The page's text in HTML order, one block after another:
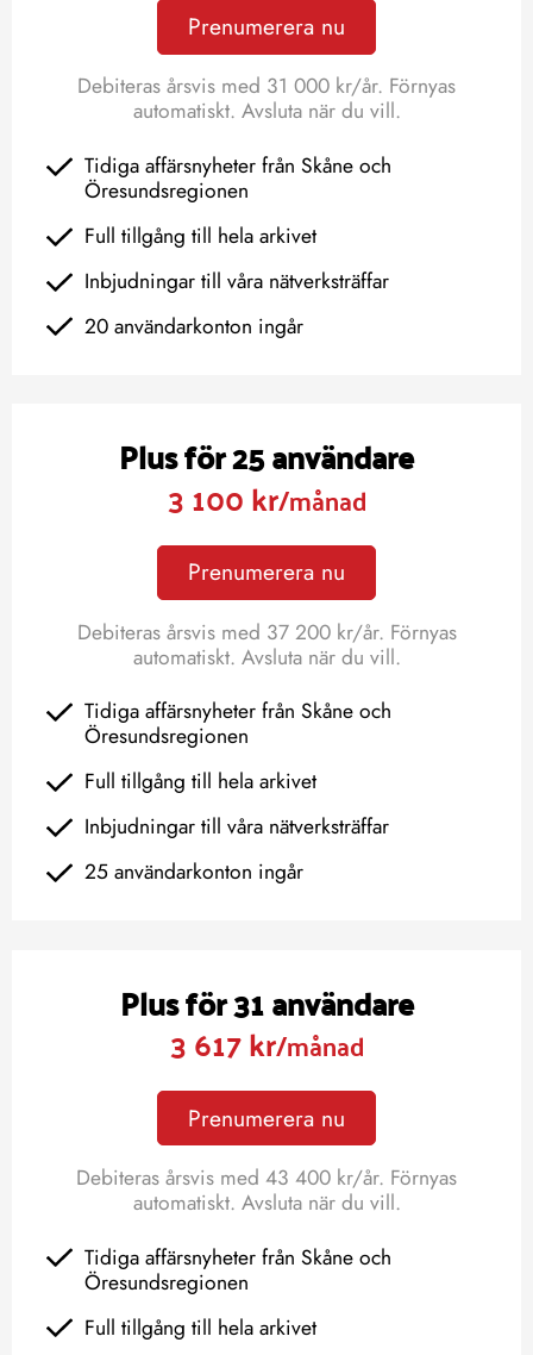
Prenumerera nu
Debiteras årsvis med 31 000 kr/år. Förnyas
automatiskt. Avsluta när du vill.
Tidiga affärsnyheter från Skåne och
Öresundsregionen
Full tillgång till hela arkivet
Inbjudningar till våra nätverksträffar
20 användarkonton ingår
Plus för 25 användare
3 100 kr/månad
Prenumerera nu
Debiteras årsvis med 37 200 kr/år. Förnyas
automatiskt. Avsluta när du vill.
Tidiga affärsnyheter från Skåne och
Öresundsregionen
Full tillgång till hela arkivet
Inbjudningar till våra nätverksträffar
25 användarkonton ingår
Plus för 31 användare
3 617 kr/månad
Prenumerera nu
Debiteras årsvis med 43 400 kr/år. Förnyas
automatiskt. Avsluta när du vill.
Tidiga affärsnyheter från Skåne och
Öresundsregionen
Full tillgång till hela arkivet